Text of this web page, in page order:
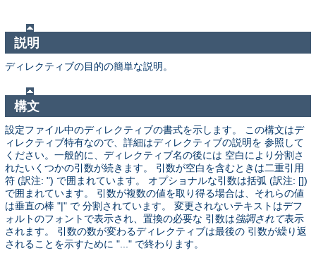
説明
ディレクティブの目的の簡単な説明。
構文
設定ファイル中のディレクティブの書式を示します。 この構文はデ
ィレクティブ特有なので、詳細はディレクティブの説明を 参照して
ください。一般的に、ディレクティブ名の後には 空白により分割さ
れたいくつかの引数が続きます。 引数が空白を含むときは二重引用
符 (訳注: ") で囲まれています。 オプショナルな引数は括弧 (訳注: [])
で囲まれています。 引数が複数の値を取り得る場合は、それらの値
は垂直の棒 "|" で 分割されています。 変更されないテキストはデフ
ォルトのフォントで表示され、置換の必要な 引数は強調されて表示
されます。 引数の数が変わるディレクティブは最後の 引数が繰り返
されることを示すために "..." で終わります。